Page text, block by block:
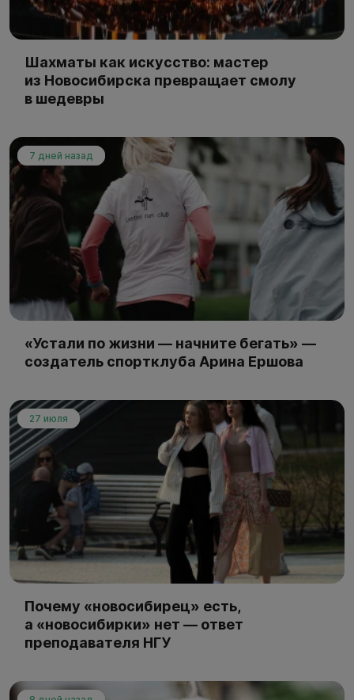
Шахматы как искусство: мастер
из Новосибирска превращает смолу
в шедевры
7 дней назад
«Устали по жизни — начните бегать» —
создатель спортклуба Арина Ершова
27 июля
Почему «новосибирец» есть,
а «новосибирки» нет — ответ
преподавателя НГУ